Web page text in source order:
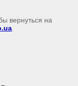
вернуться на